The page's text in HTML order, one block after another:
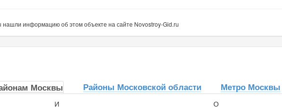
нашли информацию об этом объекте на сайте Novostroy-Gid.ru
Москвы Районы Московской области Метро Москвы
И
О